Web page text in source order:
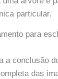
particular.
para
a conclusão
das